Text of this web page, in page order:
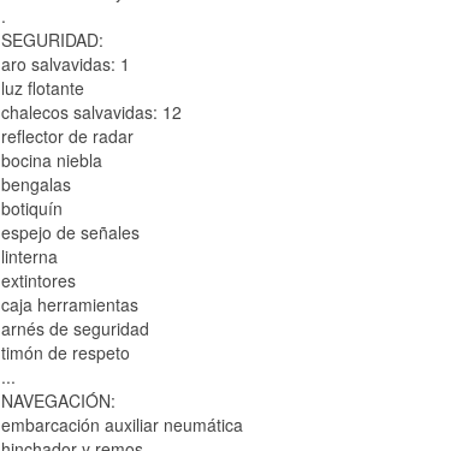
.
SEGURIDAD:
aro salvavidas: 1
luz flotante
chalecos salvavidas: 12
reflector de radar
bocina niebla
bengalas
botiquín
espejo de señales
linterna
extintores
caja herramientas
arnés de seguridad
timón de respeto
...
NAVEGACIÓN:
embarcación auxiliar neumática